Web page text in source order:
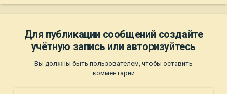
Для публикации сообщений создайте
учётную запись или авторизуйтесь
Вы должны быть пользователем, чтобы оставить
комментарий